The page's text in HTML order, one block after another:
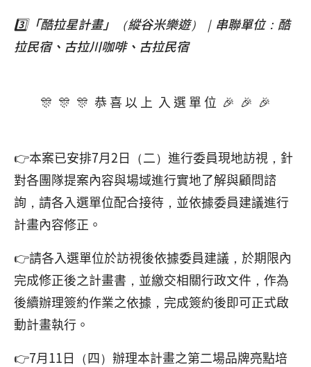
3️⃣「酷拉星計畫」（縱谷米樂遊）｜串聯單位：酷
拉民宿、古拉川咖啡、古拉民宿
🎊 🎊 🎊 恭 喜 以 上 入 選 單 位 🎉 🎉 🎉
👉本案已安排7月2日（二）進行委員現地訪視，針
對各團隊提案內容與場域進行實地了解與顧問諮
詢，請各入選單位配合接待，並依據委員建議進行
計畫內容修正。
👉請各入選單位於訪視後依據委員建議，於期限內
完成修正後之計畫書，並繳交相關行政文件，作為
後續辦理簽約作業之依據，完成簽約後即可正式啟
動計畫執行。
👉7月11日（四）辦理本計畫之第二場品牌亮點培